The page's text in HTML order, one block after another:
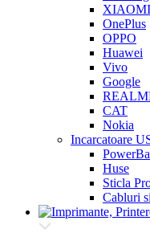
XIAOMI
OnePlus
OPPO
Huawei
Vivo
Google
CAT
Nokia
Incarcatoare
Huse
Sticla
Cabluri